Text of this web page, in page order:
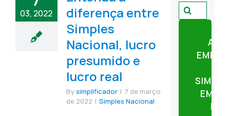
03, 2022
diferença entre
Simples
Nacional, lucro
presumido e
lucro real
Bysimplificador | 7 de março
de 2022 | Simples Nacional
Pesquisar
por:
EM